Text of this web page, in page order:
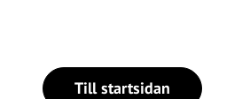
Till startsidan